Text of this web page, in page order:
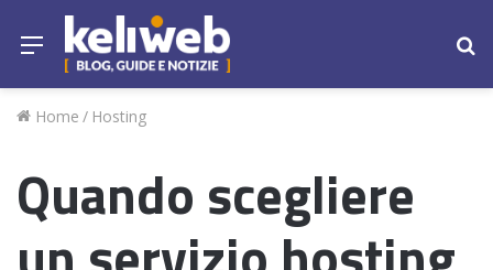
Menu
Home / Hosting
Quando scegliere